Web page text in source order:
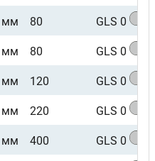
мм 80 GLS 0
мм 80 GLS 0
мм 120 GLS 0
мм 220 GLS 0
мм 400 GLS 0